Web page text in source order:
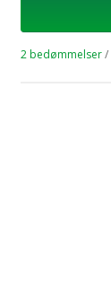
2 bedømmelser/